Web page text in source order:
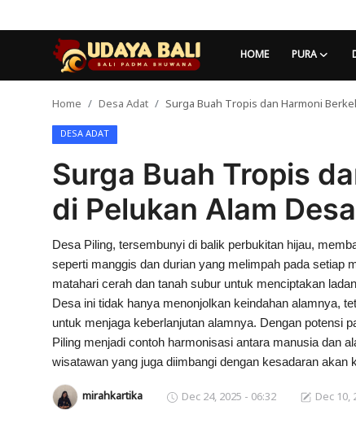
HOME PURA
Desa Adat
Kearifan lokal
Alam Bali
Usadha
Home Desa Adat Surga Buah Tropis dan Harmoni
DESA ADAT
Surga Buah Tropis
di Pelukan Alam
Desa Piling, tersembunyi di balik perbukitan hijau,
seperti manggis dan durian yang melimpah pada setiap
matahari cerah dan tanah subur untuk menciptakan
Desa ini tidak hanya menonjolkan keindahan alamnya,
untuk menjaga keberlanjutan alamnya. Dengan potensi
Piling menjadi contoh harmonisasi antara manusia dan
wisatawan yang juga diimbangi dengan kesadaran akan
mirahkartika Dec 24, 2025 - 06:32 Dec 10,